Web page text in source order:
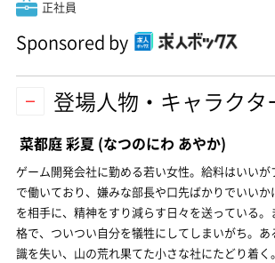
正社員
Sponsored by
登場人物・キャラクタ
菜都庭 彩夏 (なつのにわ あやか)
ゲーム開発会社に勤める若い女性。給料はいい
で働いており、嫌みな部長や口先ばかりでいい
を相手に、精神をすり減らす日々を送っている
格で、ついつい自分を犠牲にしてしまいがち。
識を失い、山の荒れ果てた小さな社にたどり着